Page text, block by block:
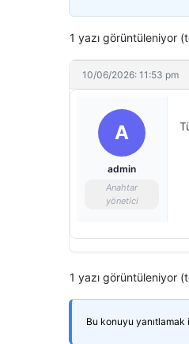
1 yazı görüntüleniyor
10/06/2026: 11:53 pm
A
admin
Anahtar
yönetici
1 yazı görüntüleniyor
Bu konuyu yanıtlamak